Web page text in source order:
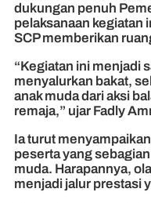
dukungan penuh
pelaksanaan kegiatan
SCP memberikan
“Kegiatan ini menjadi
menyalurkan bakat,
anak muda dari aksi
remaja,” ujar Fadly
Ia turut
peserta yang
muda. Harapannya,
menjadi jalur prestasi